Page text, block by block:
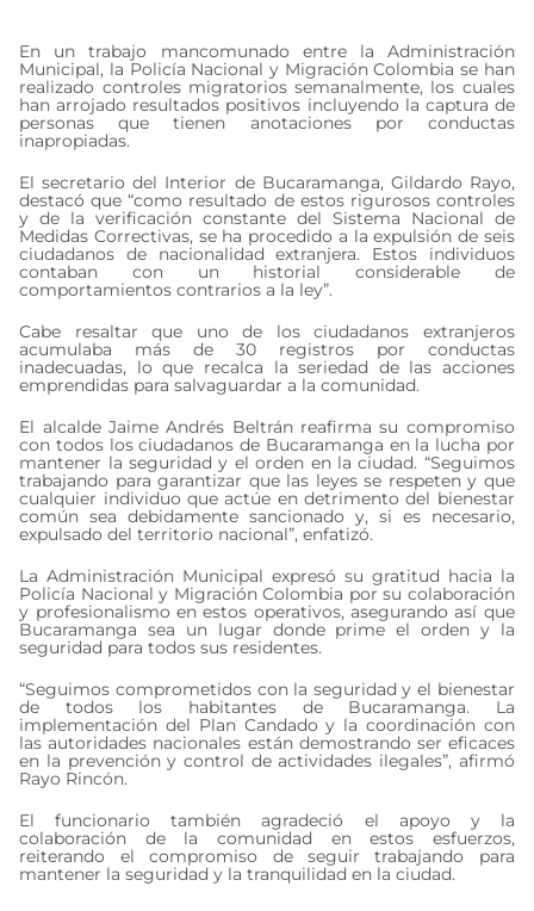
En un trabajo mancomunado entre la Administración
Municipal, la Policía Nacional y Migración Colombia se han
realizado controles migratorios semanalmente, los cuales
han arrojado resultados positivos incluyendo la captura de
personas que tienen anotaciones por conductas
inapropiadas.
El secretario del Interior de Bucaramanga, Gildardo Rayo,
destacó que “como resultado de estos rigurosos controles
y de la verificación constante del Sistema Nacional de
Medidas Correctivas, se ha procedido a la expulsión de seis
ciudadanos de nacionalidad extranjera. Estos individuos
contaban con un historial considerable de
comportamientos contrarios a la ley”.
Cabe resaltar que uno de los ciudadanos extranjeros
acumulaba más de 30 registros por conductas
inadecuadas, lo que recalca la seriedad de las acciones
emprendidas para salvaguardar a la comunidad.
El alcalde Jaime Andrés Beltrán reafirma su compromiso
con todos los ciudadanos de Bucaramanga en la lucha por
mantener la seguridad y el orden en la ciudad. “Seguimos
trabajando para garantizar que las leyes se respeten y que
cualquier individuo que actúe en detrimento del bienestar
común sea debidamente sancionado y, si es necesario,
expulsado del territorio nacional”, enfatizó.
La Administración Municipal expresó su gratitud hacia la
Policía Nacional y Migración Colombia por su colaboración
y profesionalismo en estos operativos, asegurando así que
Bucaramanga sea un lugar donde prime el orden y la
seguridad para todos sus residentes.
“Seguimos comprometidos con la seguridad y el bienestar
de todos los habitantes de Bucaramanga. La
implementación del Plan Candado y la coordinación con
las autoridades nacionales están demostrando ser eficaces
en la prevención y control de actividades ilegales”, afirmó
Rayo Rincón.
El funcionario también agradeció el apoyo y la
colaboración de la comunidad en estos esfuerzos,
reiterando el compromiso de seguir trabajando para
mantener la seguridad y la tranquilidad en la ciudad.